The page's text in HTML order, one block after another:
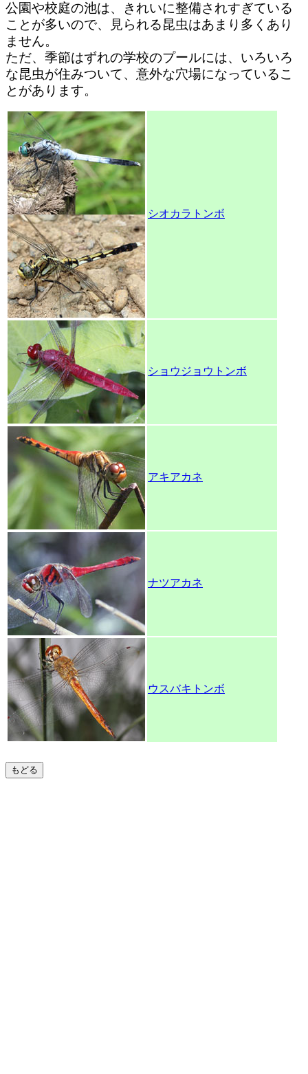
公園や校庭の池は、きれいに整備されすぎている
ことが多いので、見られる昆虫はあまり多くあり
ません。
ただ、季節はずれの学校のプールには、いろいろ
な昆虫が住みついて、意外な穴場になっているこ
とがあります。
シオカラトンボ
ショウジョウトンボ
アキアカネ
ナツアカネ
ウスバキトンボ